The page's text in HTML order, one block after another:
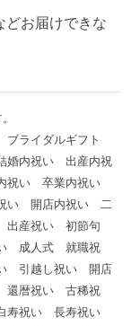
どお届けできな
ライダルギフト
内祝い 出産内祝
祝い 卒業内祝い
い 開店内祝い 二
産祝い 初節句
成人式 就職祝
引越し祝い 開店
暦祝い 古稀祝
寿祝い 長寿祝い